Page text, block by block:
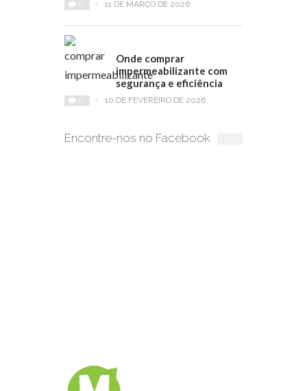
- 11 DE MARÇO DE 2026
Onde comprar
impermeabilizante com
segurança e eficiência
- 10 DE FEVEREIRO DE 2026
Encontre-nos no Facebook